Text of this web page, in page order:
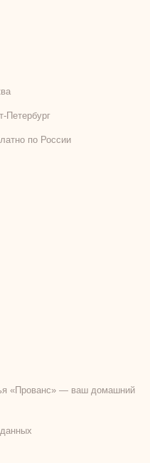
Петербург
по России
«Прованс» — ваш домашний